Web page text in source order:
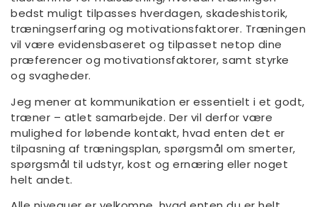
bedst muligt tilpasses hverdagen, skadeshistorik,
træningserfaring og motivationsfaktorer. Træningen
vil være evidensbaseret og tilpasset netop dine
præferencer og motivationsfaktorer, samt styrke
og svagheder.
Jeg mener at kommunikation er essentielt i et godt,
træner – atlet samarbejde. Der vil derfor være
mulighed for løbende kontakt, hvad enten det er
tilpasning af træningsplan, spørgsmål om smerter,
spørgsmål til udstyr, kost og ernæring eller noget
helt andet.